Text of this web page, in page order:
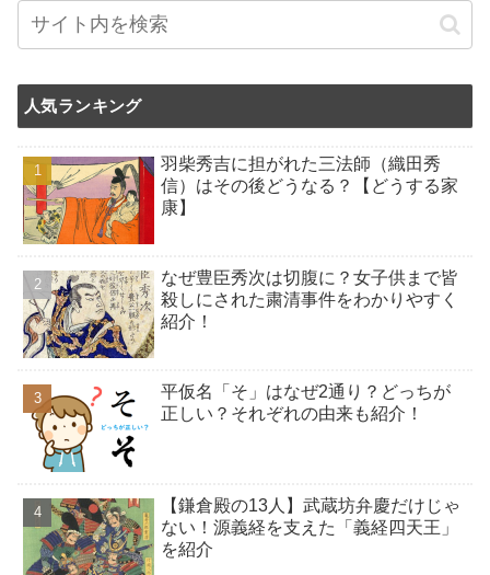
人気ランキング
羽柴秀吉に担がれた三法師（織田秀
信）はその後どうなる？【どうする家
康】
なぜ豊臣秀次は切腹に？女子供まで皆
殺しにされた粛清事件をわかりやすく
紹介！
平仮名「そ」はなぜ2通り？どっちが
正しい？それぞれの由来も紹介！
【鎌倉殿の13人】武蔵坊弁慶だけじゃ
ない！源義経を支えた「義経四天王」
を紹介